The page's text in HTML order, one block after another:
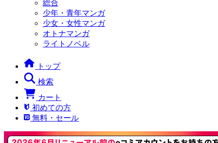
総合
少年・青年マンガ
少女・女性マンガ
オトナマンガ
ライトノベル
トップ
検索
カート
初めての方
無料・セール